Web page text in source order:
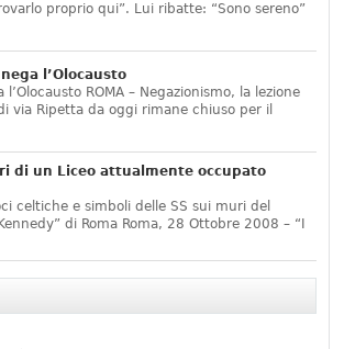
proprio qui”. Lui ribatte: “Sono sereno”
l’Olocausto
ROMA – Negazionismo, la lezione
via Ripetta da oggi rimane chiuso per il
di un Liceo attualmente occupato
celtiche e simboli delle SS sui muri del
di Roma Roma, 28 Ottobre 2008 – “I